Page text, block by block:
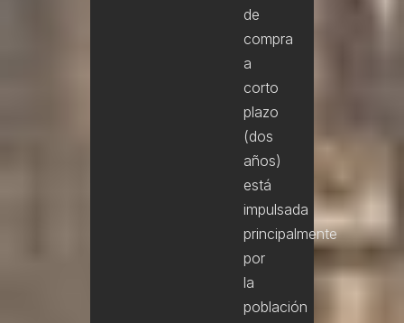
de
compra
a
corto
plazo
(dos
años)
está
impulsada
principalmente
por
la
población